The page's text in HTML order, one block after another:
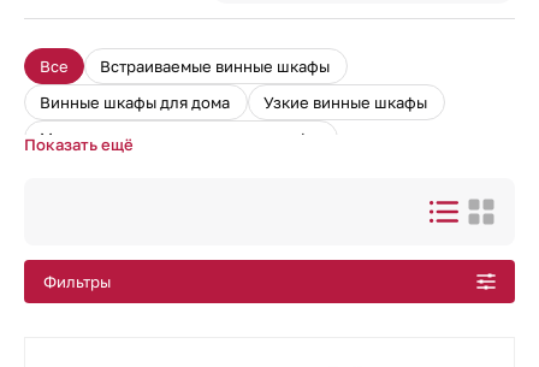
Все
Встраиваемые винные шкафы
Винные шкафы для дома
Узкие винные шкафы
Монотемпературные винные шкафы
Маленькие винные шкафы
Показать ещё
Фильтры